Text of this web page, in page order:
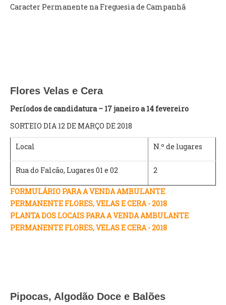
ATESTADOS
EMPREGO (GIP)
APOIO AOS DESEMPREGADOS
OFERTAS DE EMPREGO
CONTACTO E HORÁRIO GIP
CONTACTOS
Caracter Permanente na Freguesia de Campanhã
Flores Velas e Cera
Períodos de candidatura – 17 janeiro a 14 fevereiro
SORTEIO DIA 12 DE MARÇO DE 2018
Local N.º de lugares
Rua do Falcão, Lugares 01 e 02 2
FORMULÁRIO PARA A VENDA AMBULANTE
PERMANENTE FLORES, VELAS E CERA - 2018
PLANTA DOS LOCAIS PARA A VENDA AMBULANTE
PERMANENTE FLORES, VELAS E CERA - 2018
Pipocas, Algodão Doce e Balões